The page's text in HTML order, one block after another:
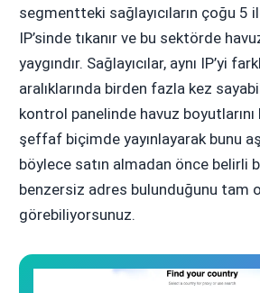
segmentteki sağlayıcıların çoğu 5
IP’sinde tıkanır ve bu sektörde
yaygındır. Sağlayıcılar, aynı IP’yi
aralıklarında birden fazla kez
kontrol panelinde havuz boyutlarını
şeffaf biçimde yayınlayarak bunu
böylece satın almadan önce belirli
benzersiz adres bulunduğunu tam
görebiliyorsunuz.